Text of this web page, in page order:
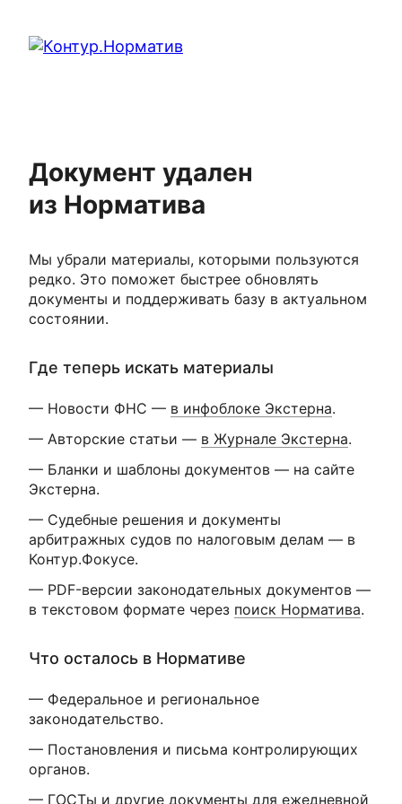
Документ удален
из Норматива
Мы убрали материалы, которыми пользуются
редко. Это поможет быстрее обновлять
документы и поддерживать базу в актуальном
состоянии.
Где теперь искать материалы
— Новости ФНС — в инфоблоке Экстерна.
— Авторские статьи — в Журнале Экстерна.
— Бланки и шаблоны документов — на сайте
Экстерна.
— Судебные решения и документы
арбитражных судов по налоговым делам — в
Контур.Фокусе.
— PDF-версии законодательных документов —
в текстовом формате через поиск Норматива.
Что осталось в Нормативе
— Федеральное и региональное
законодательство.
— Постановления и письма контролирующих
органов.
— ГОСТы и другие документы для ежедневной